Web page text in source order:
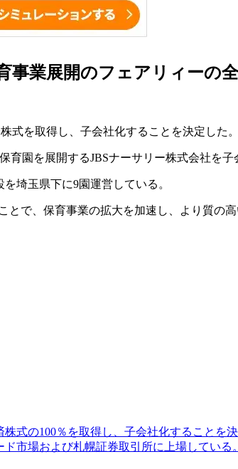
事業展開のフェアリィーの
式を取得し、子会社化することを決定した。
園を展開するJBSナーサリー株式会社を子
埼玉県下に9園運営している。
で、保育事業の拡大を加速し、より質の高
式の100％を取得し、子会社化することを
市場および札幌証券取引所に上場してい